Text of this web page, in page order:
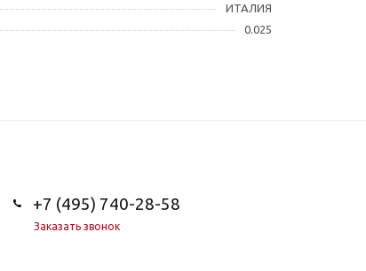
ИТАЛИЯ
0.025
+7 (495) 740-28-58
Заказать звонок